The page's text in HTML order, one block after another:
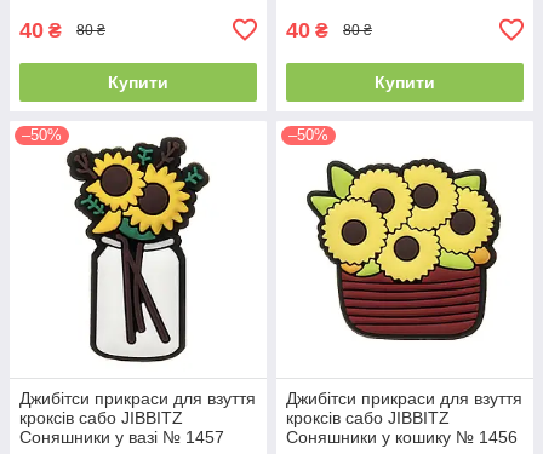
40 ₴ 80 ₴
Купити
40 ₴ 80 ₴
Купити
–50%
Джибітси прикраси для взуття
кроксів сабо JIBBITZ
Соняшники у вазі № 1457
–50%
Джибітси прикраси для взуття
кроксів сабо JIBBITZ
Соняшники у кошику № 1456